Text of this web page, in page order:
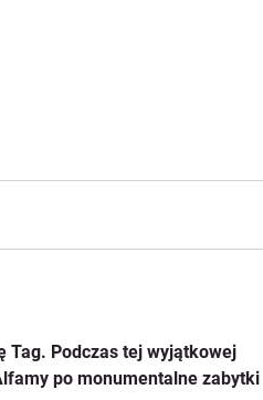
Tag. Podczas tej wyjątkowej
po monumentalne zabytki